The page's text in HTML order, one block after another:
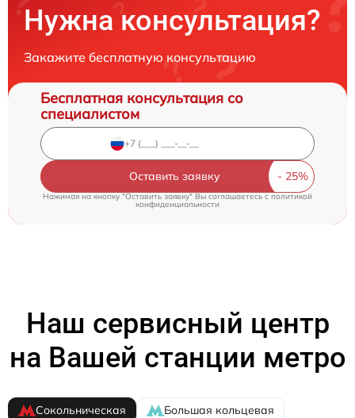
Нужна консультация?
Закажите бесплатную консультацию
Бесплатная консультация со
специалистом
Оставить заявку
Нажимая на кнопку "Оставить заявку" Вы соглашаетесь cполитикой
конфиденциальности
Наш сервисный центр
на Вашей станции метро
Сокольническая
Большая кольцевая